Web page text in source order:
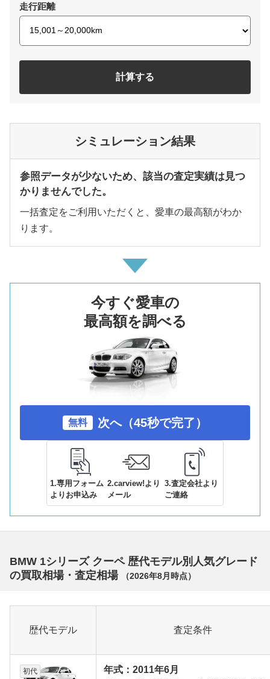
走行距離
計算する
シミュレーション結果
参照データが少ないため、該当の査定実績は見つ
かりませんでした。
一括査定をご利用いただくと、愛車の最高額がわか
ります。
今すぐ愛車の
最高額を調べる
無料 次へ（45秒で完了）
1.専用フォーム
よりお申込み
2.carview!より
メール
3.査定会社より
ご連絡
BMW 1シリーズ クーペ 歴代モデル別人気グレード
の買取相場・査定相場
（2026年8月 時点）
歴代モデル 査定条件
初代
年式：2011年6月